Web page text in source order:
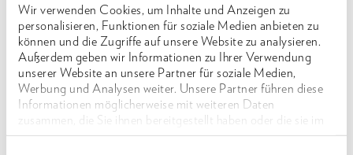
Wir verwenden Cookies, um Inhalte und Anzeigen zu
personalisieren, Funktionen für soziale Medien anbieten zu
können und die Zugriffe auf unsere Website zu analysieren.
Außerdem geben wir Informationen zu Ihrer Verwendung
unserer Website an unsere Partner für soziale Medien,
Werbung und Analysen weiter. Unsere Partner führen diese
Informationen möglicherweise mit weiteren Daten
zusammen, die Sie ihnen bereitgestellt haben oder die sie im
Rahmen Ihrer Nutzung der Dienste gesammelt haben. Unsere
der Innensechskanteinsatz lässt sich durch
Druckbolzentechnik direkt in den
Hydraulikschrauber einsetzen.
Abmessungen und Gewichte